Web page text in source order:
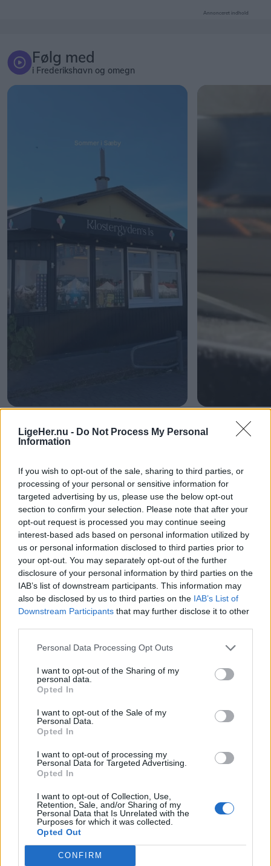
LigeHer.nu - Do Not Process My Personal
Information
If you wish to opt-out of the sale, sharing to third parties, or
processing of your personal or sensitive information for
targeted advertising by us, please use the below opt-out
section to confirm your selection. Please note that after your
opt-out request is processed you may continue seeing
interest-based ads based on personal information utilized by
us or personal information disclosed to third parties prior to
your opt-out. You may separately opt-out of the further
disclosure of your personal information by third parties on the
IAB’s list of downstream participants. This information may
also be disclosed by us to third parties on the IAB’s List of
Downstream Participants that may further disclose it to other
Personal Data Processing Opt Outs
I want to opt-out of the Sharing of my
personal data.
Opted In
I want to opt-out of the Sale of my
Personal Data.
Opted In
I want to opt-out of processing my
Personal Data for Targeted Advertising.
Opted In
I want to opt-out of Collection, Use,
Retention, Sale, and/or Sharing of my
Personal Data that Is Unrelated with the
Purposes for which it was collected.
Opted Out
CONFIRM
Så er sæsonen
Andre læser også
Shopping
I al stilhed har en ny aktør
meldt sig ind i priskrig på
dagligvarer
Aktuelt
Sikkerhed
Legehuse og
spærret af